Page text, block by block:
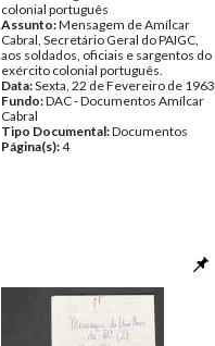
colonial português
Assunto:Mensagem de Amílcar
Cabral, Secretário Geral do PAIGC,
aos soldados, oficiais e sargentos do
exército colonial português.
Data:Sexta, 22 de Fevereiro de 1963
Fundo:DAC - Documentos Amílcar
Cabral
Tipo Documental:Documentos
Página(s):4